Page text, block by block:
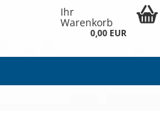
Ihr
Warenkorb
0,00 EUR